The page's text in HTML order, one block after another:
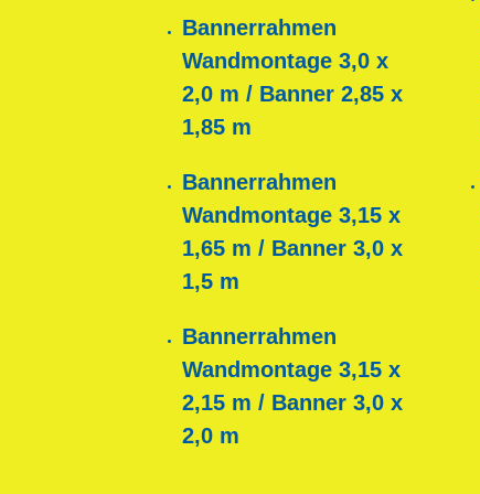
Bannerrahmen
Wandmontage 3,0 x
2,0 m / Banner 2,85 x
1,85 m
Bannerrahmen
Wandmontage 3,15 x
1,65 m / Banner 3,0 x
1,5 m
Bannerrahmen
Wandmontage 3,15 x
2,15 m / Banner 3,0 x
2,0 m